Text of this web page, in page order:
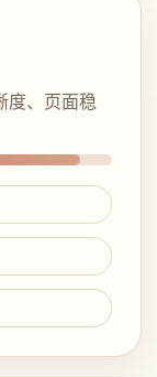
度、页面稳